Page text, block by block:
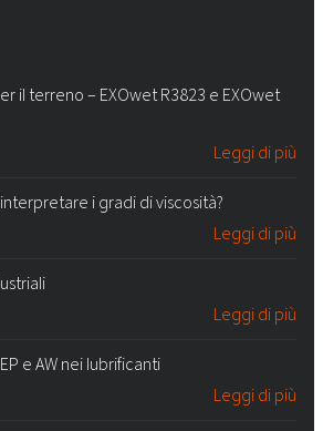
il terreno – EXOwet R3823 e EXOwet
Leggi di più
interpretare i gradi di viscosità?
Leggi di più
Leggi di più
e AW nei lubrificanti
Leggi di più